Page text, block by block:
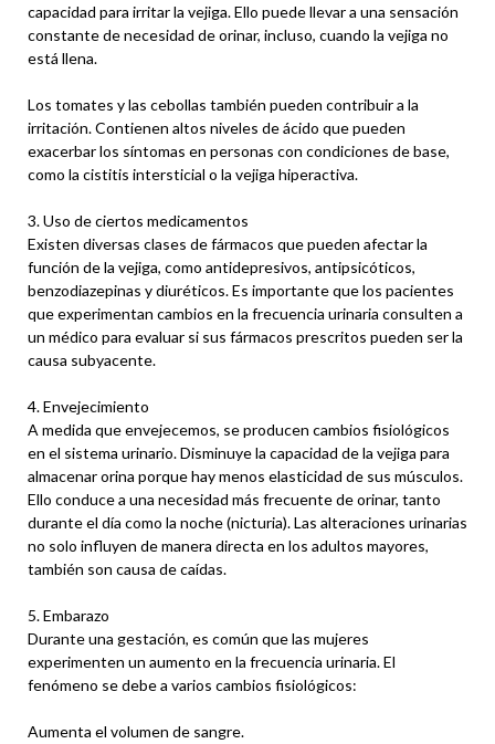
capacidad para irritar la vejiga. Ello puede llevar a una sensación
constante de necesidad de orinar, incluso, cuando la vejiga no
está llena.
Los tomates y las cebollas también pueden contribuir a la
irritación. Contienen altos niveles de ácido que pueden
exacerbar los síntomas en personas con condiciones de base,
como la cistitis intersticial o la vejiga hiperactiva.
3. Uso de ciertos medicamentos
Existen diversas clases de fármacos que pueden afectar la
función de la vejiga, como antidepresivos, antipsicóticos,
benzodiazepinas y diuréticos. Es importante que los pacientes
que experimentan cambios en la frecuencia urinaria consulten a
un médico para evaluar si sus fármacos prescritos pueden ser la
causa subyacente.
4. Envejecimiento
A medida que envejecemos, se producen cambios fisiológicos
en el sistema urinario. Disminuye la capacidad de la vejiga para
almacenar orina porque hay menos elasticidad de sus músculos.
Ello conduce a una necesidad más frecuente de orinar, tanto
durante el día como la noche (nicturia). Las alteraciones urinarias
no solo influyen de manera directa en los adultos mayores,
también son causa de caídas.
5. Embarazo
Durante una gestación, es común que las mujeres
experimenten un aumento en la frecuencia urinaria. El
fenómeno se debe a varios cambios fisiológicos:
Aumenta el volumen de sangre.